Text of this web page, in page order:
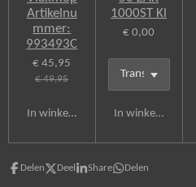
Artikelnu
mmer:
993493C
€ 45,95
€ 49,95
In winkelwagen
1000ST Kl
€ 0,00
In winkelwagen
Delen Deel Share Delen